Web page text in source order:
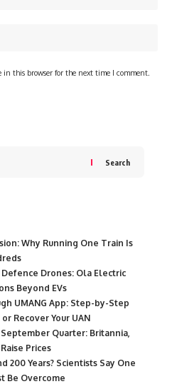
in this browser for the next time I comment.
Search
Why Running One Train Is
Drones: Ola Electric
Beyond EVs
UMANG App: Step-by-Step
Recover Your UAN
Quarter: Britannia,
Prices
200 Years? Scientists Say One
Be Overcome